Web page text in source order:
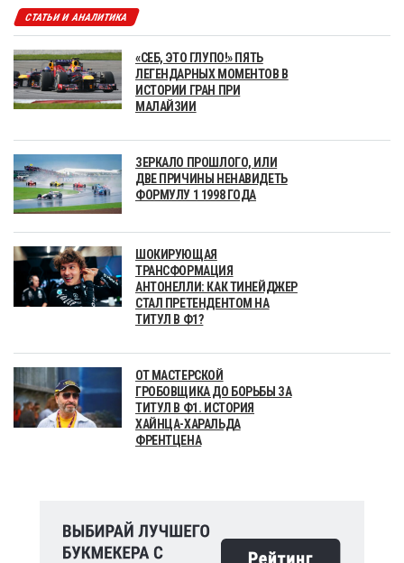
СТАТЬИ И АНАЛИТИКА
«СЕБ, ЭТО ГЛУПО!» ПЯТЬ
ЛЕГЕНДАРНЫХ МОМЕНТОВ В
ИСТОРИИ ГРАН ПРИ
МАЛАЙЗИИ
ЗЕРКАЛО ПРОШЛОГО, ИЛИ
ДВЕ ПРИЧИНЫ НЕНАВИДЕТЬ
ФОРМУЛУ 1 1998 ГОДА
ШОКИРУЮЩАЯ
ТРАНСФОРМАЦИЯ
АНТОНЕЛЛИ: КАК ТИНЕЙДЖЕР
СТАЛ ПРЕТЕНДЕНТОМ НА
ТИТУЛ В Ф1?
ОТ МАСТЕРСКОЙ
ГРОБОВЩИКА ДО БОРЬБЫ ЗА
ТИТУЛ В Ф1. ИСТОРИЯ
ХАЙНЦА-ХАРАЛЬДА
ФРЕНТЦЕНА